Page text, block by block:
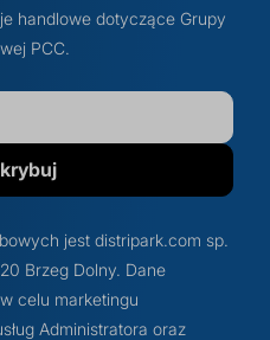
handlowe dotyczące Grupy
PCC.
jest distripark.com sp.
Brzeg Dolny. Dane
celu marketingu
Administratora oraz